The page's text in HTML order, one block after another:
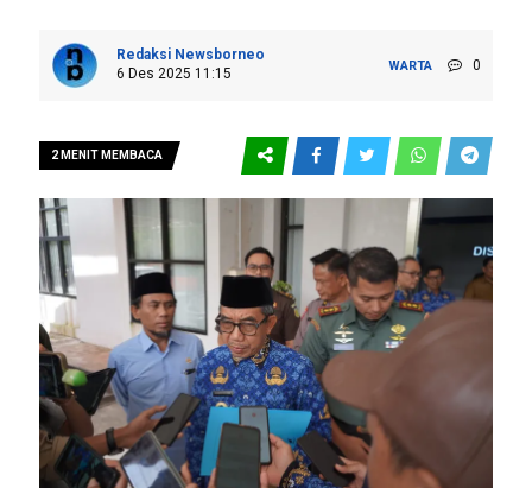
Redaksi Newsborneo
6 Des 2025 11:15
WARTA 0
2 MENIT MEMBACA